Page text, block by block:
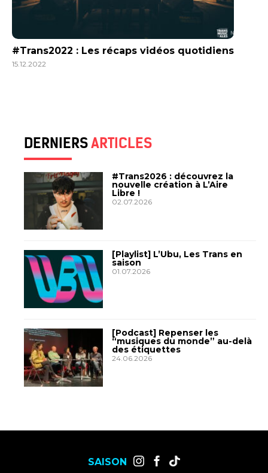
#Trans2022 : Les récaps vidéos quotidiens
15.12.2022
DERNIERSARTICLES
#Trans2026 : découvrez la
nouvelle création à L’Aire
Libre !
02.07.2026
[Playlist] L’Ubu, Les Trans en
saison
01.07.2026
[Podcast] Repenser les
“musiques du monde” au-delà
des étiquettes
24.06.2026
SAISON